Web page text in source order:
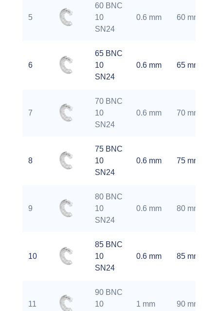
5
60 BNC
10
SN24
0.6 mm 60 mm
6
65 BNC
10
SN24
0.6 mm 65 mm
7
70 BNC
10
SN24
0.6 mm 70 mm
8
75 BNC
10
SN24
0.6 mm 75 mm
9
80 BNC
10
SN24
0.6 mm 80 mm
10
85 BNC
10
SN24
0.6 mm 85 mm
11
90 BNC
10
1 mm 90 mm